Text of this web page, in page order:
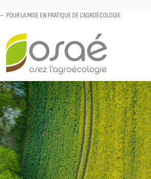
POUR LA MISE EN PRATIQUE DE L'AGROÉCOLOGIE